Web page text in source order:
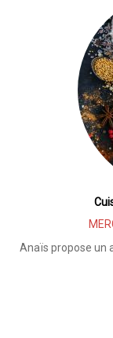
Anaïs propose un